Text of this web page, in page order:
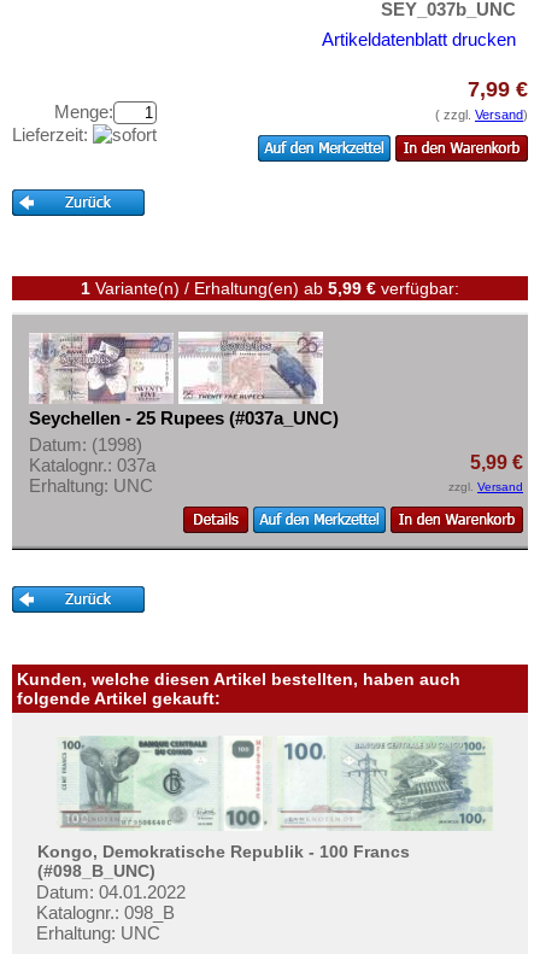
Tschad
Tunesien
Westafrikanische Staaten
Zentralafrikanische Republik
Zentralafrikanische Staaten
Zimbabwe
Aufbewahrung
Ihre Bewertungen
Informationen
Preislisten
Ankauf
Erhaltungsgrade
Gratisbanknoten
FAQ
Mehr über...
Zahlungsbedingungen
Widerrufsbelehrung
Liefer- und Versandkosten
AGB
Impressum
SEY_037b_UNC
Artikeldatenblatt drucken
Menge:
Lieferzeit:
7,99 €
( zzgl. Versand)
1 Variante(n) / Erhaltung(en) ab 5,99 € verfügbar:
Seychellen - 25 Rupees (#037a_UNC)
Datum: (1998)
Katalognr.: 037a
Erhaltung: UNC
5,99 €
zzgl. Versand
Kunden, welche diesen Artikel bestellten, haben auch
folgende Artikel gekauft:
Kongo, Demokratische Republik - 100 Francs
(#098_B_UNC)
Datum: 04.01.2022
Katalognr.: 098_B
Erhaltung: UNC